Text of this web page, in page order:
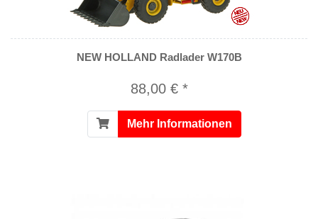
NEW HOLLAND Radlader W170B
88,00 € *
Mehr Informationen